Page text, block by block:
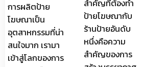
การผลิตป้าย
โฆษณาเป็น
อุตสาหกรรมที่น่า
สนใจมาก เรามา
เข้าสู่โลกของการ
สำคัญที่ต้องทำ
ป้ายโฆษณากับ
ร้านป้ายอันดับ
หนึ่งคือความ
สำคัญของการ